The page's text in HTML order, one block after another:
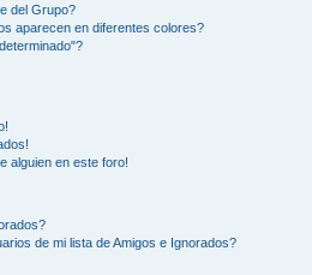
del Grupo?
aparecen en diferentes colores?
alguien en este foro!
de mi lista de Amigos e Ignorados?